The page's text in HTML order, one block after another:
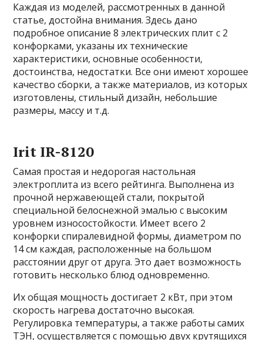
Каждая из моделей, рассмотренных в данной
статье, достойна внимания. Здесь дано
подробное описание 8 электрических плит с 2
конфорками, указаны их технические
характеристики, основные особенности,
достоинства, недостатки. Все они имеют хорошее
качество сборки, а также материалов, из которых
изготовлены, стильный дизайн, небольшие
размеры, массу и т.д.
Irit IR-8120
Самая простая и недорогая настольная
электроплита из всего рейтинга. Выполнена из
прочной нержавеющей стали, покрытой
специальной белоснежной эмалью с высоким
уровнем износостойкости. Имеет всего 2
конфорки спиралевидной формы, диаметром по
14 см каждая, расположенные на большом
расстоянии друг от друга. Это дает возможность
готовить несколько блюд одновременно.
Их общая мощность достигает 2 кВт, при этом
скорость нагрева достаточно высокая.
Регулировка температуры, а также работы самих
ТЭН, осуществляется с помощью двух крутящихся